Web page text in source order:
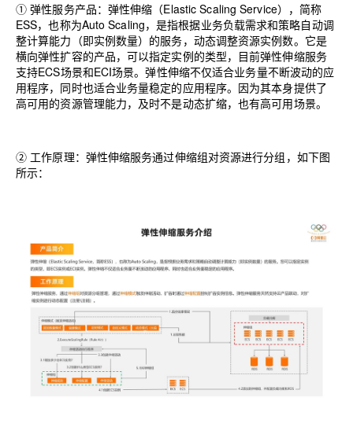
① 弹性服务产品：弹性伸缩（Elastic Scaling Service），简称
ESS，也称为Auto Scaling，是指根据业务负载需求和策略自动调
整计算能力（即实例数量）的服务，动态调整资源实例数。它是
横向弹性扩容的产品，可以指定实例的类型，目前弹性伸缩服务
支持ECS场景和ECI场景。弹性伸缩不仅适合业务量不断波动的应
用程序，同时也适合业务量稳定的应用程序。因为其本身提供了
高可用的资源管理能力，及时不是动态扩缩，也有高可用场景。
② 工作原理：弹性伸缩服务通过伸缩组对资源进行分组，如下图
所示：